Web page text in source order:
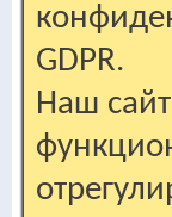
GDPR.
Наш